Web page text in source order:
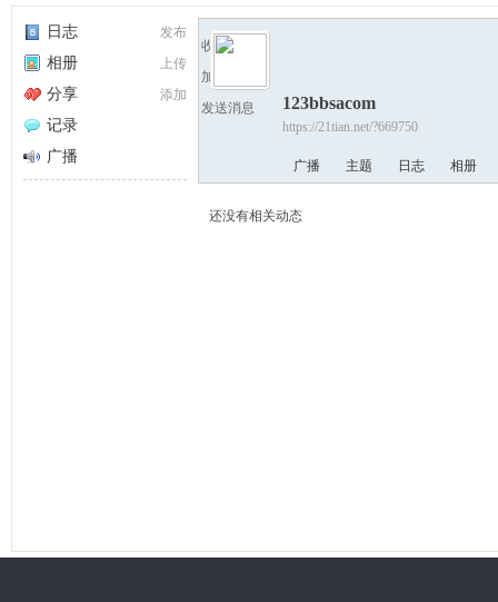
白
码
发布
日志
上传
相册
添加
分享
记录
广播
收听TA
加为好友
发送消息
123bbsacom
https://21tian.net/?669750
广播 主题 日志 相册
还没有相关动态